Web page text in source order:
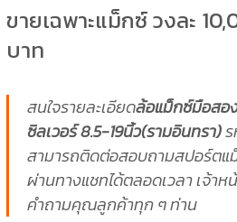
ขายเฉพาะแม็กซ์ วงละ
บาท
สนใจรายละเอียดล้อแม็กซ์มือสอง
ซิลเวอร์ 8.5-19นิ้ว(รามอินทรา)
สามารถติดต่อสอบถามสปอร์ตแ
ผ่านทางแชทได้ตลอดเวลา เจ้า
คำถามคุณลูกค้าทุก ๆ ท่าน